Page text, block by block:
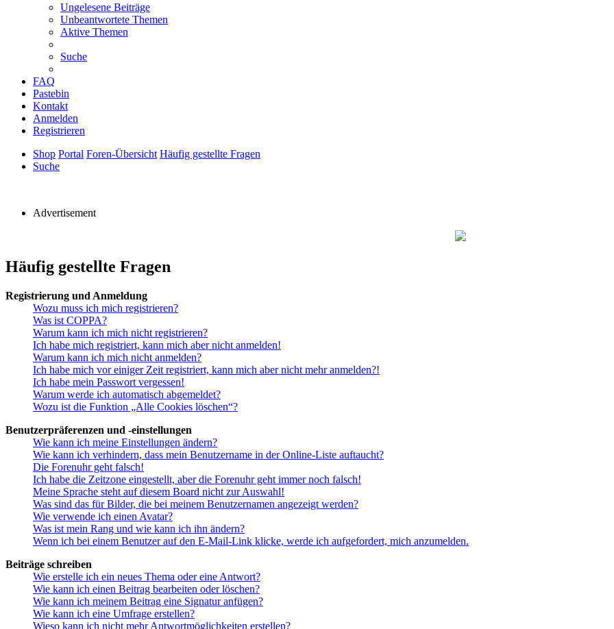
Ungelesene Beiträge
Unbeantwortete Themen
Aktive Themen
Suche
FAQ
Pastebin
Kontakt
Anmelden
Registrieren
Shop Portal Foren-Übersicht Häufig gestellte Fragen
Suche
Advertisement
Häufig gestellte Fragen
Registrierung und Anmeldung
Wozu muss ich mich registrieren?
Was ist COPPA?
Warum kann ich mich nicht registrieren?
Ich habe mich registriert, kann mich aber nicht anmelden!
Warum kann ich mich nicht anmelden?
Ich habe mich vor einiger Zeit registriert, kann mich aber nicht mehr anmelden?!
Ich habe mein Passwort vergessen!
Warum werde ich automatisch abgemeldet?
Wozu ist die Funktion „Alle Cookies löschen“?
Benutzerpräferenzen und -einstellungen
Wie kann ich meine Einstellungen ändern?
Wie kann ich verhindern, dass mein Benutzername in der Online-Liste auftaucht?
Die Forenuhr geht falsch!
Ich habe die Zeitzone eingestellt, aber die Forenuhr geht immer noch falsch!
Meine Sprache steht auf diesem Board nicht zur Auswahl!
Was sind das für Bilder, die bei meinem Benutzernamen angezeigt werden?
Wie verwende ich einen Avatar?
Was ist mein Rang und wie kann ich ihn ändern?
Wenn ich bei einem Benutzer auf den E-Mail-Link klicke, werde ich aufgefordert, mich anzumelden.
Beiträge schreiben
Wie erstelle ich ein neues Thema oder eine Antwort?
Wie kann ich einen Beitrag bearbeiten oder löschen?
Wie kann ich meinem Beitrag eine Signatur anfügen?
Wie kann ich eine Umfrage erstellen?
Wieso kann ich nicht mehr Antwortmöglichkeiten erstellen?